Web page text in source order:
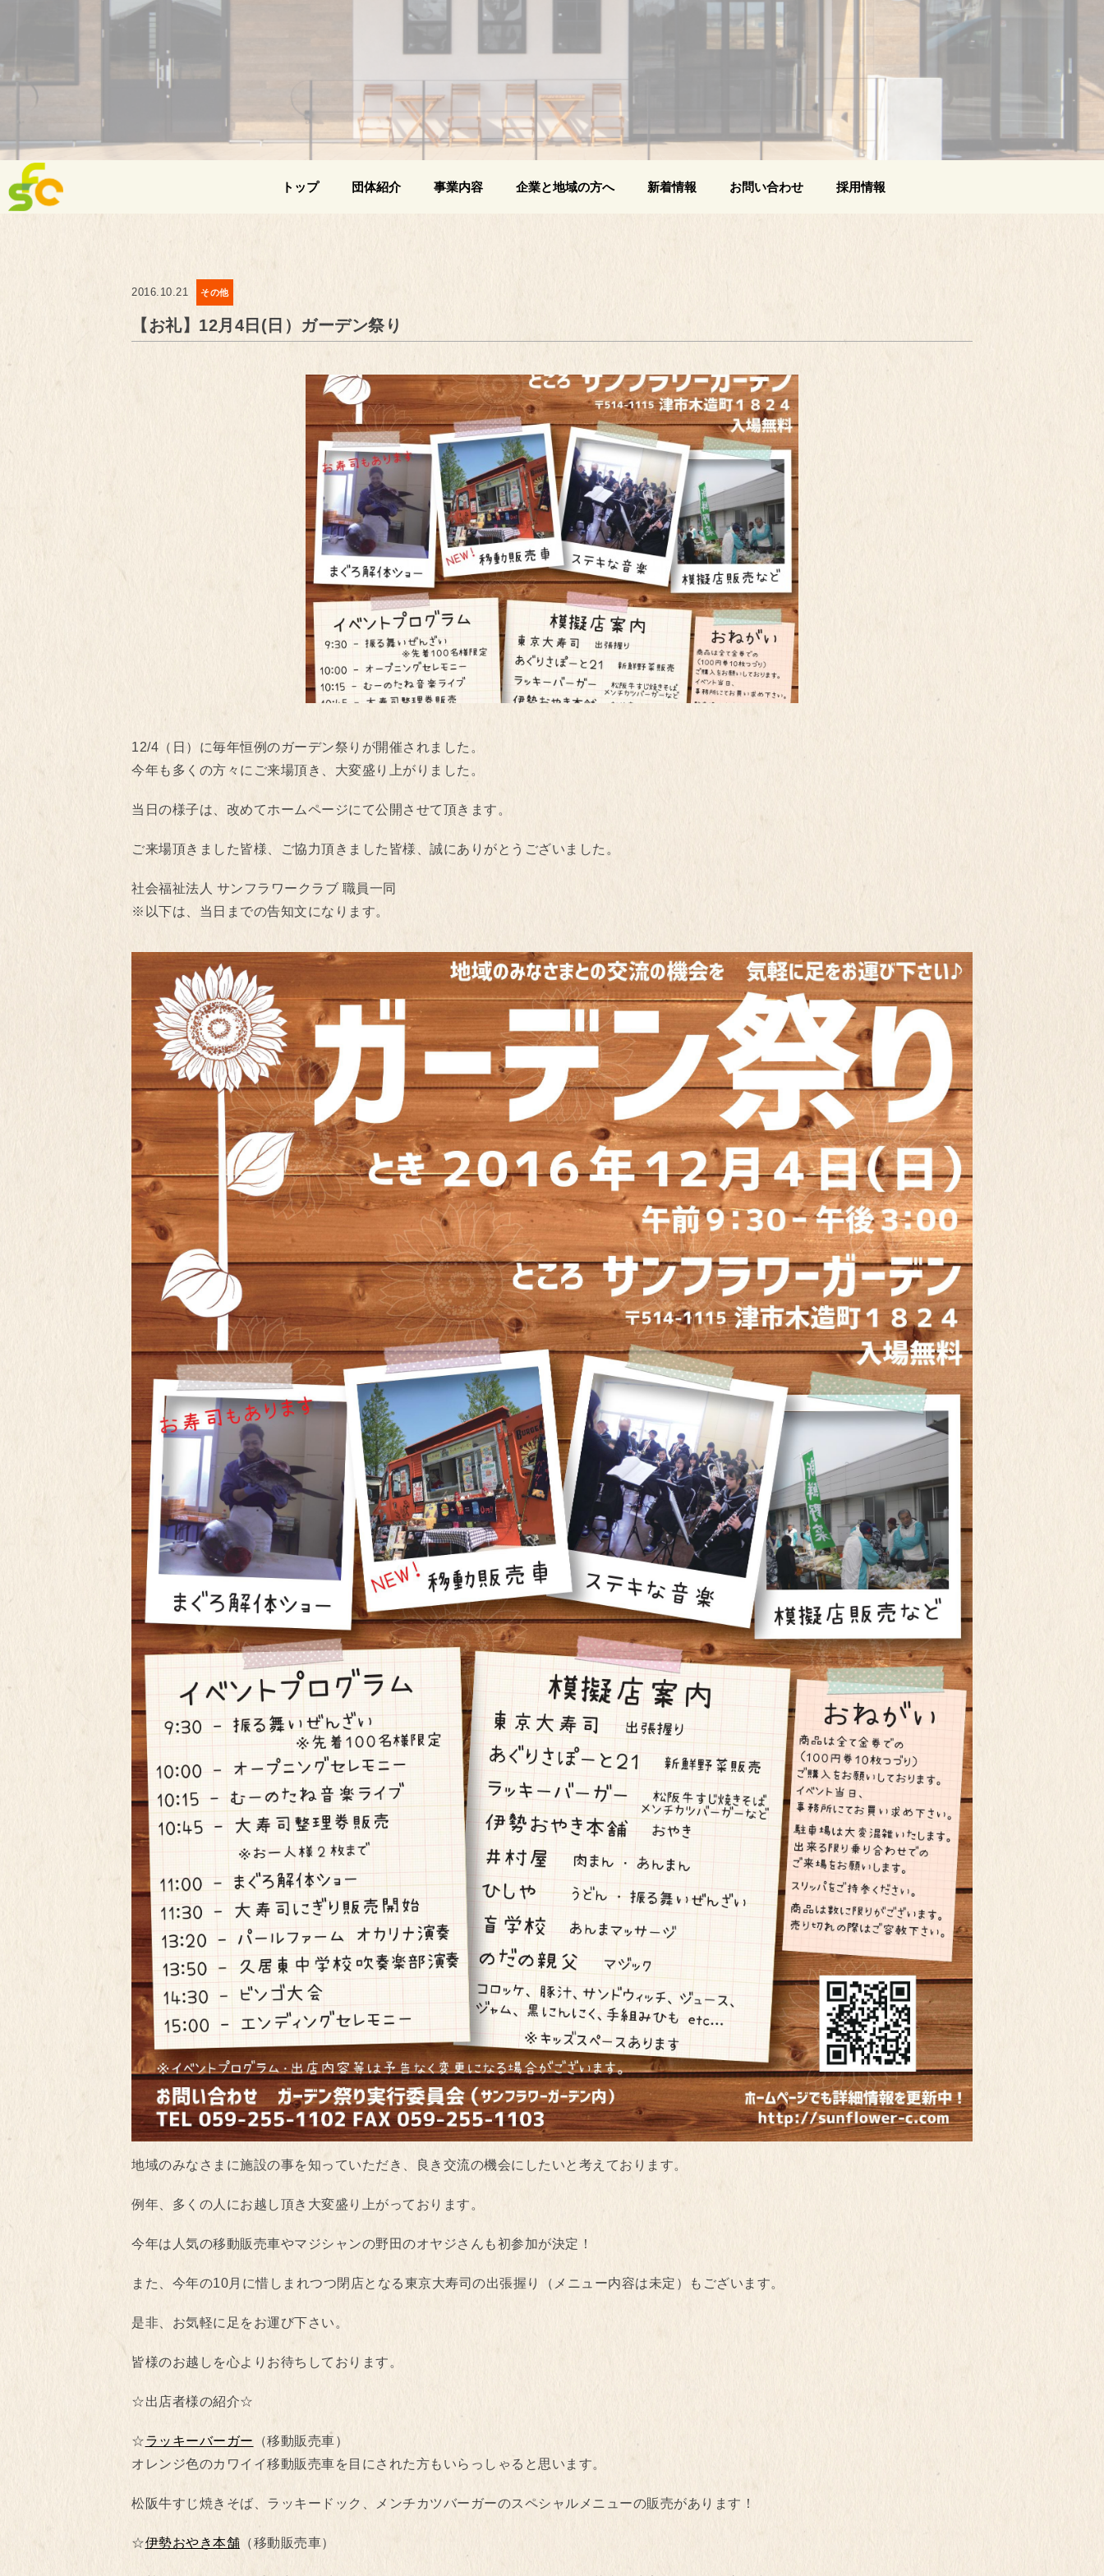
トップ 団体紹介 事業内容 企業と地域の方へ 新着情報 お問い合わせ 採用情報
2016.10.21 その他
【お礼】12月4日(日）ガーデン祭り
12/4（日）に毎年恒例のガーデン祭りが開催されました。
今年も多くの方々にご来場頂き、大変盛り上がりました。
当日の様子は、改めてホームページにて公開させて頂きます。
ご来場頂きました皆様、ご協力頂きました皆様、誠にありがとうございました。
社会福祉法人 サンフラワークラブ 職員一同
※以下は、当日までの告知文になります。
地域のみなさまに施設の事を知っていただき、良き交流の機会にしたいと考えております。
例年、多くの人にお越し頂き大変盛り上がっております。
今年は人気の移動販売車やマジシャンの野田のオヤジさんも初参加が決定！
また、今年の10月に惜しまれつつ閉店となる東京大寿司の出張握り（メニュー内容は未定）もございます。
是非、お気軽に足をお運び下さい。
皆様のお越しを心よりお待ちしております。
☆出店者様の紹介☆
☆ラッキーバーガー （移動販売車）
オレンジ色のカワイイ移動販売車を目にされた方もいらっしゃると思います。
松阪牛すじ焼きそば、ラッキードック、メンチカツバーガーのスペシャルメニューの販売があります！
☆伊勢おやき本舗 （移動販売車）